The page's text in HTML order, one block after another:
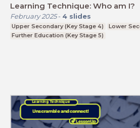
Learning Technique: Who am I?
February 2025- 4 slides
Upper Secondary (Key Stage 4)
Lower
Further Education (Key Stage 5)